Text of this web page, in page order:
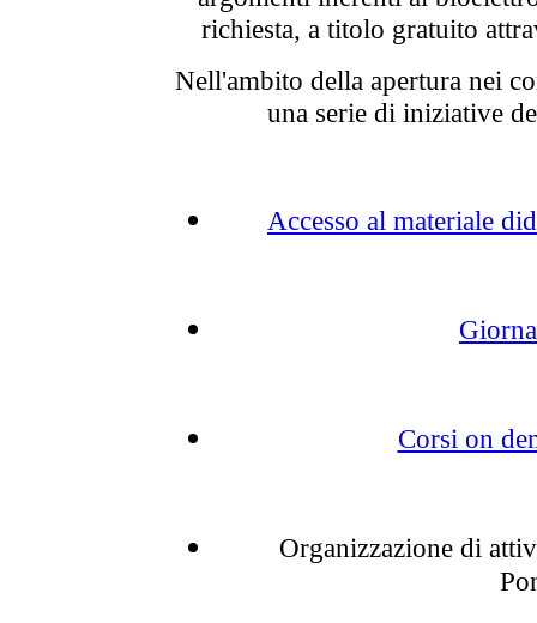
richiesta, a titolo gratuito
Nell'ambito della apertura nei
una serie di iniziative
Accesso al materiale
Corsi on
Organizzazione di